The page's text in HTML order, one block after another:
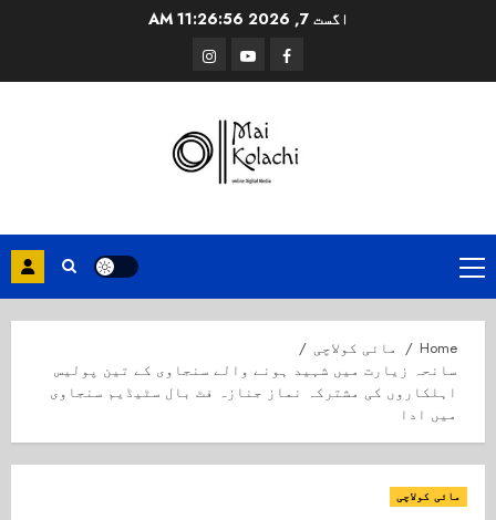
اگست 7, 2026 11:26:57 AM
Facebook
Youtube
Instagram
Primary
Menu
Home
مائی کولاچی
سانحہ زیارت میں شہید ہونے والے سنجاوی کے تین پولیس
اہلکاروں کی مشترکہ نماز جنازہ فٹ بال سٹیڈیم سنجاوی
میں ادا
مائی کولاچی